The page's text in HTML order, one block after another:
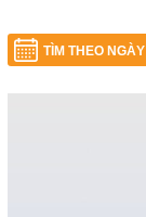
TÌM THEO NGÀY